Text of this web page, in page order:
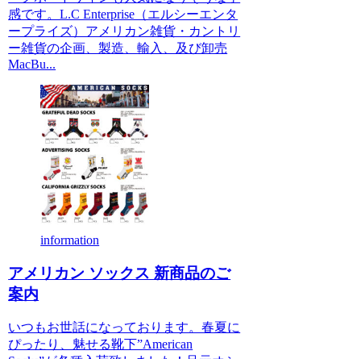
感です。L.C Enterprise（エルシーエンタ
ープライズ）アメリカン雑貨・カントリ
ー雑貨の企画、製造、輸入、及び卸売
MacBu...
information
アメリカン ソックス 新商品のご
案内
いつもお世話になっております。春夏に
ぴったり、魅せる靴下”American